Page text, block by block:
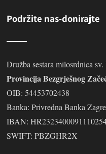
Podržite nas-donirajte
Družba sestara milosrdnica
Provincija Bezgrješnog
OIB: 54453702438
Banka: Privredna Banka
IBAN:
SWIFT: PBZGHR2X